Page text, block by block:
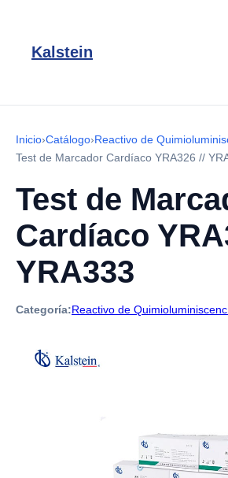
Kalstein
Inicio›Catálogo›Reactivo de
Test de Marcador Cardíaco YRA326 //
Test de
Cardíaco
YRA333
Categoría:Reactivo de